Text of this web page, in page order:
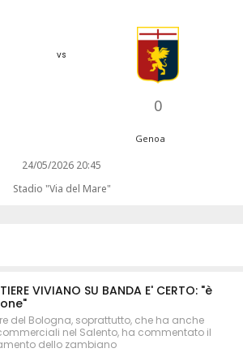
vs
0
Genoa
24/05/2026 20:45
Stadio "Via del Mare"
VIVIANO SU BANDA E' CERTO: "è
del Bologna, soprattutto, che ha anche
nel Salento, ha commentato il
dello zambiano